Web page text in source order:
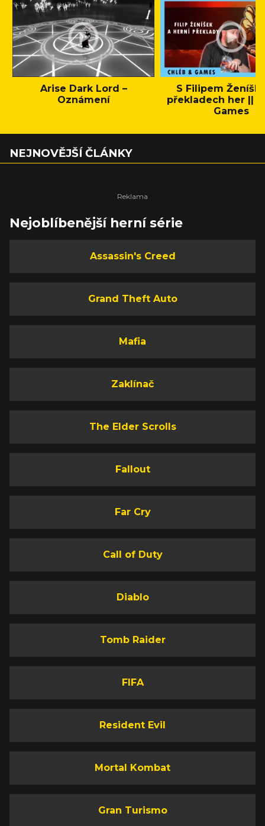
Arise Dark Lord –
Oznámení
S Filipem
překladech her ||
Games
NEJNOVĚJŠÍ ČLÁNKY
Nejoblíbenější herní série
Assassin's Creed
Grand Theft Auto
Mafia
Zaklínač
The Elder Scrolls
Fallout
Far Cry
Call of Duty
Diablo
Tomb Raider
FIFA
Resident Evil
Mortal Kombat
Gran Turismo